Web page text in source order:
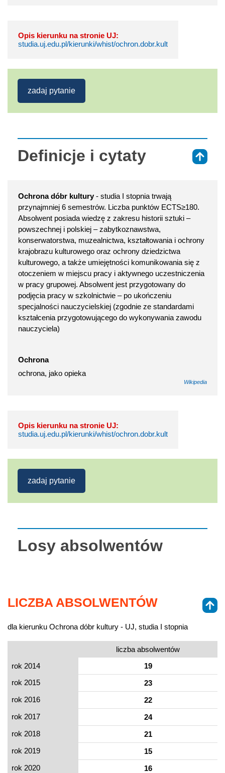
Opis kierunku na stronie UJ:
studia.uj.edu.pl/kierunki/whist/ochron.dobr.kult
zadaj pytanie
Definicje i cytaty
Ochrona dóbr kultury - studia I stopnia trwają
przynajmniej 6 semestrów. Liczba punktów ECTS≥180.
Absolwent posiada wiedzę z zakresu historii sztuki –
powszechnej i polskiej – zabytkoznawstwa,
konserwatorstwa, muzealnictwa, kształtowania i ochrony
krajobrazu kulturowego oraz ochrony dziedzictwa
kulturowego, a także umiejętności komunikowania się z
otoczeniem w miejscu pracy i aktywnego uczestniczenia
w pracy grupowej. Absolwent jest przygotowany do
podjęcia pracy w szkolnictwie – po ukończeniu
specjalności nauczycielskiej (zgodnie ze standardami
kształcenia przygotowującego do wykonywania zawodu
nauczyciela)
Ochrona
ochrona, jako opieka
Wikipedia
Opis kierunku na stronie UJ:
studia.uj.edu.pl/kierunki/whist/ochron.dobr.kult
zadaj pytanie
Losy absolwentów
LICZBA ABSOLWENTÓW
dla kierunku Ochrona dóbr kultury - UJ, studia I stopnia
liczba absolwentów
rok 2014
19
rok 2015
23
rok 2016
22
rok 2017
24
rok 2018
21
rok 2019
15
rok 2020
16